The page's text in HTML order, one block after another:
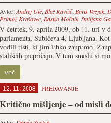
Avtor:Andrej Ule, Blaž Kavčič, Boris Vezjak,
Primož Krašovec, Rastko Močnik, Smiljana
V četrtek, 9. aprila 2009, ob 11. uri v
parlamenta, Šubičeva 4, Ljubljana.
vodili tisti, ki jim lahko zaupamo.
stališčih prepričajo. V tem smislu si
več
12. 11. 2008 PREDAVANJE
Kritično mišljenje – od misli